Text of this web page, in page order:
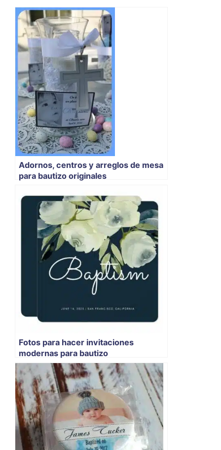
Adornos, centros y arreglos de mesa
para bautizo originales
Fotos para hacer invitaciones
modernas para bautizo